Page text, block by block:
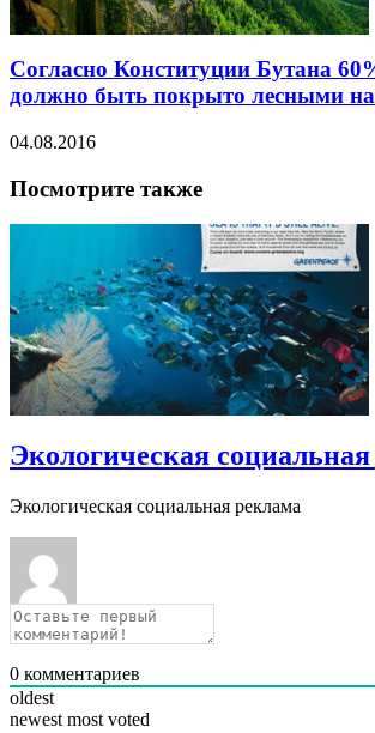
Согласно Конституции Бутана
должно быть покрыто лесными
04.08.2016
Посмотрите также
Экологическая
Экологическая социальная реклама
0 комментариев
oldest
newest most voted